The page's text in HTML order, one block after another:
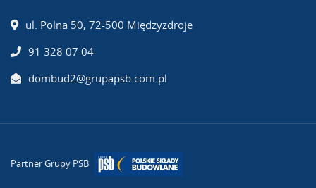
ul. Polna 50, 72-500 Międzyzdroje
91 328 07 04
dombud2@grupapsb.com.pl
Partner Grupy PSB